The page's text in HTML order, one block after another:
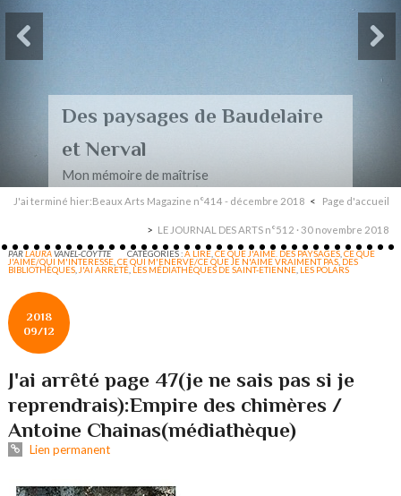
Des paysages de Baudelaire
et Nerval
Mon mémoire de maîtrise
J'ai terminé hier:Beaux Arts Magazine n°414 - décembre 2018 Page d'accueil
LE JOURNAL DES ARTS n°512 · 30 novembre 2018
PARLAURAVANEL-COYTTE CATÉGORIES :A LIRE ,CE QUE J'AIME. DES PAYSAGES ,CE QUE
J'AIME/QUI M'INTERESSE ,CE QUI M'ENERVE/CE QUE JE N'AIME VRAIMENT PAS,DES
BIBLIOTHÈQUES J'AI ARRETÉ LES MÉDIATHÈQUES DE SAINT-ETIENNE LES POLARS
2018
09/12
J'ai arrêté page 47(je ne sais pas si je
reprendrais):Empire des chimères /
Antoine Chainas(médiathèque)
Lien permanent